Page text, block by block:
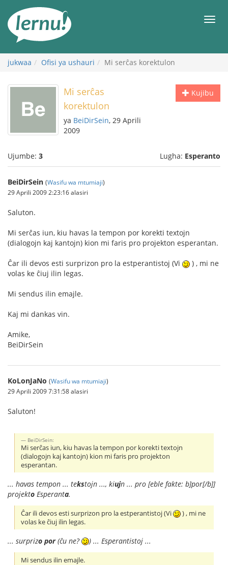
maudhui
jukwaa Ofisi ya ushauri Mi serĉas korektulon
Kujibu
Mi serĉas
korektulon
ya BeiDirSein, 29 Aprili
2009
Ujumbe: 3 Lugha: Esperanto
BeiDirSein (Wasifu wa mtumiaji)
29 Aprili 2009 2:23:16 alasiri
Saluton.
Mi serĉas iun, kiu havas la tempon por korekti textojn
(dialogojn kaj kantojn) kion mi faris pro projekton esperantan.
Ĉar ili devos esti surprizon pro la estperantistoj (Vi
) , mi ne
volas ke ĉiuj ilin legas.
Mi sendus ilin emajle.
Kaj mi dankas vin.
Amike,
BeiDirSein
KoLonJaNo (Wasifu wa mtumiaji)
29 Aprili 2009 7:31:58 alasiri
Saluton!
BeiDirSein:
Mi serĉas iun, kiu havas la tempon por korekti textojn
(dialogojn kaj kantojn) kion mi faris pro projekton
esperantan.
... havas tempon ... tekstojn ..., kiujn ... pro [eble fakte: b]por[/b]]
projekto Esperanta.
Ĉar ili devos esti surprizon pro la estperantistoj (Vi
) , mi ne
volas ke ĉiuj ilin legas.
... surprizo por(ĉu ne? ) ... Esperantistoj ...
Mi sendus ilin emajle.